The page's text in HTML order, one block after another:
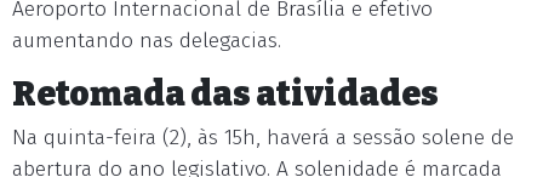
Aeroporto Internacional de Brasília e efetivo
aumentando nas delegacias.
Retomada das atividades
Na quinta-feira (2), às 15h, haverá a sessão solene de
abertura do ano legislativo. A solenidade é marcada